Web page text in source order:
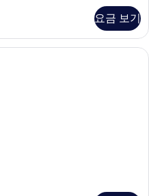
요금 보기
다이애나 스위트 | 고급 침구, 오리/거